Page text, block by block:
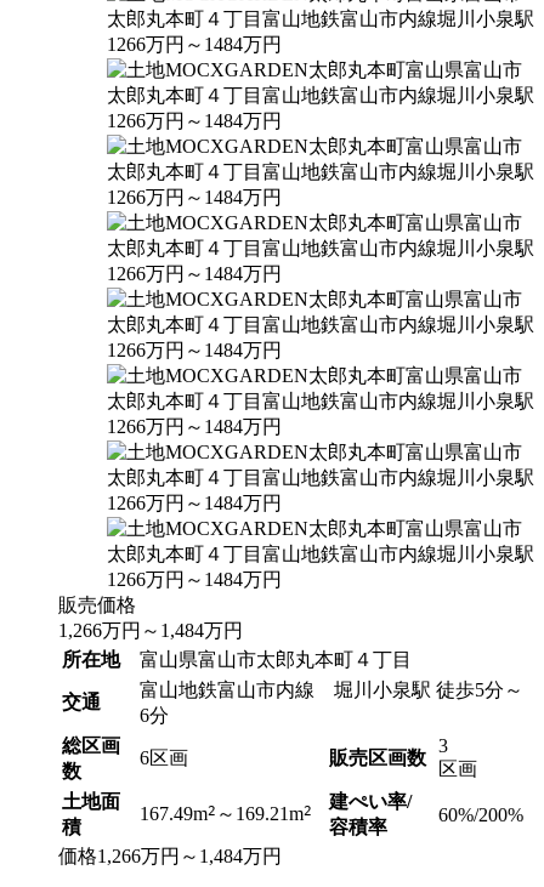
販売価格
1,266万円 ～ 1,484万円
所在地
富山県富山市太郎丸本町４丁目
交通
富山地鉄富山市内線 堀川小泉駅 徒歩5分～
6分
総区画
数
6区画 販売区画数
3
区画
土地面
積
167.49m2 ～169.21m2
建ぺい率/
容積率
60%/200%
価格1,266万円 ～ 1,484万円